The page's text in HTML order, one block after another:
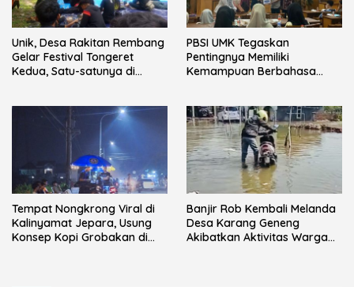
Unik, Desa Rakitan Rembang
Gelar Festival Tongeret
Kedua, Satu-satunya di
PBSI UMK Tegaskan
Pentingnya Memiliki
Kemampuan Berbahasa
Tempat Nongkrong Viral di
Kalinyamat Jepara, Usung
Konsep Kopi Grobakan di
Banjir Rob Kembali Melanda
Desa Karang Geneng
Akibatkan Aktivitas Warga